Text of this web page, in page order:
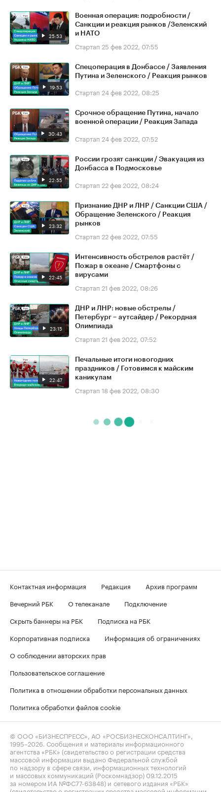
25:53
Военная операция: подробности /
Санкции и реакция рынков /Зеленский
и НАТО
Стартап 25 фев 2022, 07:55
19:53
Спецоперация в Донбассе / Заявления
Путина и Зеленского / Реакция рынков
Стартап 24 фев 2022, 08:25
30:43
Срочное обращение Путина, начало
военной операции / Реакция Запада
Стартап 24 фев 2022, 07:52
22:55
России грозят санкции / Эвакуация из
Донбасса в Подмосковье
Стартап 22 фев 2022, 08:24
23:32
Признание ДНР и ЛНР / Санкции США /
Обращение Зеленского / Реакция
рынков
Стартап 22 фев 2022, 07:55
22:45
Интенсивность обстрелов растёт /
Пожар в океане / Смартфоны с
вирусами
Стартап 21 фев 2022, 08:26
23:15
ДНР и ЛНР: новые обстрелы /
Петербург – аутсайдер / Рекордная
Олимпиада
Стартап 21 фев 2022, 07:52
22:47
Печальные итоги новогодних
праздников / Готовимся к майским
каникулам
Стартап 18 фев 2022, 08:30
Контактная информация Редакция
Архив программ
Вечерний РБК
О телеканале
Подключение
Скрыть баннеры на РБК
Подписка на РБК
Корпоративная подписка
Информация об ограничениях
О соблюдении авторских прав
Пользовательское соглашение
Политика в отношении обработки персональных данных
Политика обработки файлов cookie
© ООО «БИЗНЕСПРЕСС», АО «РОСБИЗНЕСКОНСАЛТИНГ»,
1995–2026 . Сообщения и материалы информационного
агентства «РБК» (свидетельство о регистрации средства
массовой информации выдано Федеральной службой
по надзору в сфере связи, информационных технологий
и массовых коммуникаций (Роскомнадзор) 09.12.2015
за номером ИА №ФС77-63848) и сетевого издания «РБК»